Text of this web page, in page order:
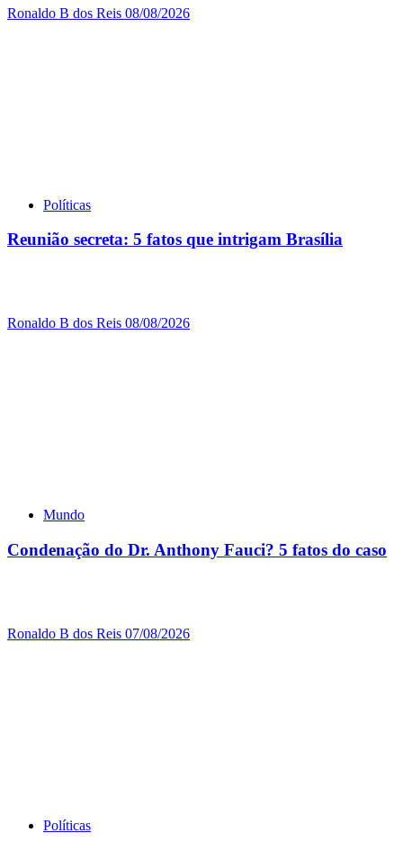
Ronaldo B dos Reis 08/08/2026
Políticas
Reunião secreta: 5 fatos que intrigam Brasília
Ronaldo B dos Reis 08/08/2026
Mundo
Condenação do Dr. Anthony Fauci? 5 fatos do caso
Ronaldo B dos Reis 07/08/2026
Políticas